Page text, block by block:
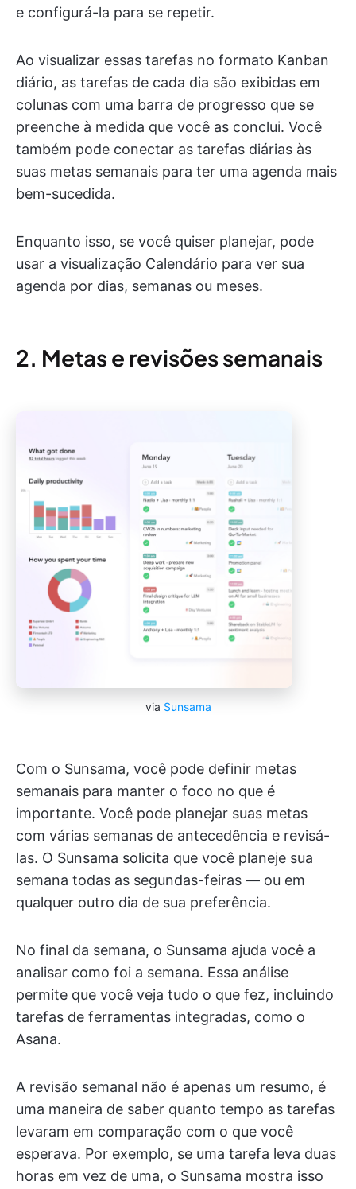
e configurá-la para se repetir.
Ao visualizar essas tarefas no formato Kanban
diário, as tarefas de cada dia são exibidas em
colunas com uma barra de progresso que se
preenche à medida que você as conclui. Você
também pode conectar as tarefas diárias às
suas metas semanais para ter uma agenda mais
bem-sucedida.
Enquanto isso, se você quiser planejar, pode
usar a visualização Calendário para ver sua
agenda por dias, semanas ou meses.
2. Metas e revisões semanais
via Sunsama
Com o Sunsama, você pode definir metas
semanais para manter o foco no que é
importante. Você pode planejar suas metas
com várias semanas de antecedência e revisá-
las. O Sunsama solicita que você planeje sua
semana todas as segundas-feiras — ou em
qualquer outro dia de sua preferência.
No final da semana, o Sunsama ajuda você a
analisar como foi a semana. Essa análise
permite que você veja tudo o que fez, incluindo
tarefas de ferramentas integradas, como o
Asana.
A revisão semanal não é apenas um resumo, é
uma maneira de saber quanto tempo as tarefas
levaram em comparação com o que você
esperava. Por exemplo, se uma tarefa leva duas
horas em vez de uma, o Sunsama mostra isso